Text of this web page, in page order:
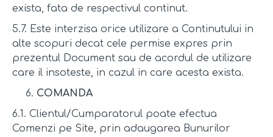
exista, fata de respectivul continut.
5.7. Este interzisa orice utilizare a Continutului in
alte scopuri decat cele permise expres prin
prezentul Document sau de acordul de utilizare
care il insoteste, in cazul in care acesta exista.
COMANDA
6.1. Clientul/Cumparatorul poate efectua
Comenzi pe Site, prin adaugarea Bunurilor